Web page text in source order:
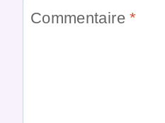
Commentaire*